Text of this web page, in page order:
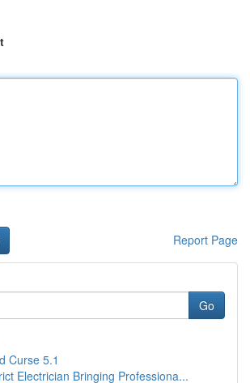
Report Page
Go
Curse 5.1
Electrician Bringing Professiona...